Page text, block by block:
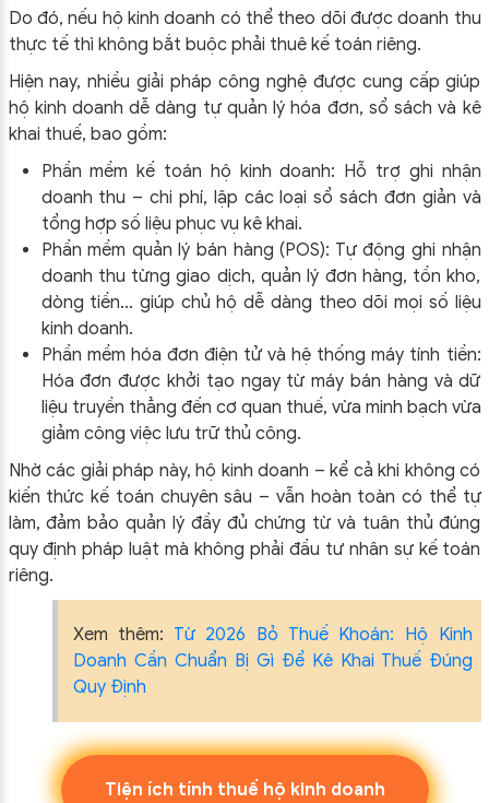
Do đó, nếu hộ kinh doanh có thể theo dõi được doanh thu
thực tế thì không bắt buộc phải thuê kế toán riêng.
Hiện nay, nhiều giải pháp công nghệ được cung cấp giúp
hộ kinh doanh dễ dàng tự quản lý hóa đơn, sổ sách và kê
khai thuế, bao gồm:
Phần mềm kế toán hộ kinh doanh: Hỗ trợ ghi nhận
doanh thu – chi phí, lập các loại sổ sách đơn giản và
tổng hợp số liệu phục vụ kê khai.
Phần mềm quản lý bán hàng (POS): Tự động ghi nhận
doanh thu từng giao dịch, quản lý đơn hàng, tồn kho,
dòng tiền… giúp chủ hộ dễ dàng theo dõi mọi số liệu
kinh doanh.
Phần mềm hóa đơn điện tử và hệ thống máy tính tiền:
Hóa đơn được khởi tạo ngay từ máy bán hàng và dữ
liệu truyền thẳng đến cơ quan thuế, vừa minh bạch vừa
giảm công việc lưu trữ thủ công.
Nhờ các giải pháp này, hộ kinh doanh – kể cả khi không có
kiến thức kế toán chuyên sâu – vẫn hoàn toàn có thể tự
làm, đảm bảo quản lý đầy đủ chứng từ và tuân thủ đúng
quy định pháp luật mà không phải đầu tư nhân sự kế toán
riêng.
Xem thêm: Từ 2026 Bỏ Thuế Khoán: Hộ Kinh
Doanh Cần Chuẩn Bị Gì Để Kê Khai Thuế Đúng
Quy Định
Tiện ích tính thuế hộ kinh doanh